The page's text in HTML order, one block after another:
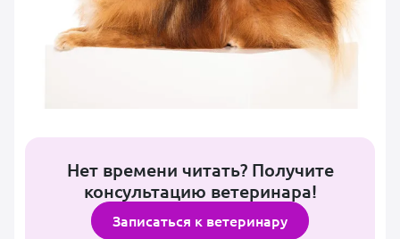
Нет времени читать? Получите
консультацию ветеринара!
Записаться к ветеринару